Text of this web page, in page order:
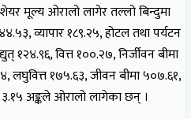
मूल्य ओरालो लागेर तल्लो बिन्दुमा
व्यापार १८९.२५, होटल तथा पर्यटन
वित्त १००.२७, निर्जीवन बीमा
लघुवित्त १७५.६३, जीवन बीमा ५०७.६१,
अङ्कले ओरालो लागेका छन् ।